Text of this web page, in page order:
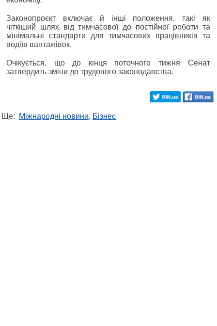
Законопроєкт включає й інші положення, такі як
чіткіший шлях від тимчасової до постійної роботи та
мінімальні стандарти для тимчасових працівників та
водіїв вантажівок.
Очікується, що до кінця поточного тижня Сенат
затвердить зміни до трудового законодавства.
Ще: Міжнародні новини, Бізнес